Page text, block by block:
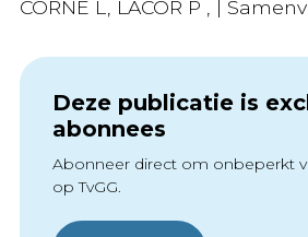
CORNE L, LACOR P , |
Deze publicatie is
abonnees
Abonneer direct om onbeperkt
op TvGG.